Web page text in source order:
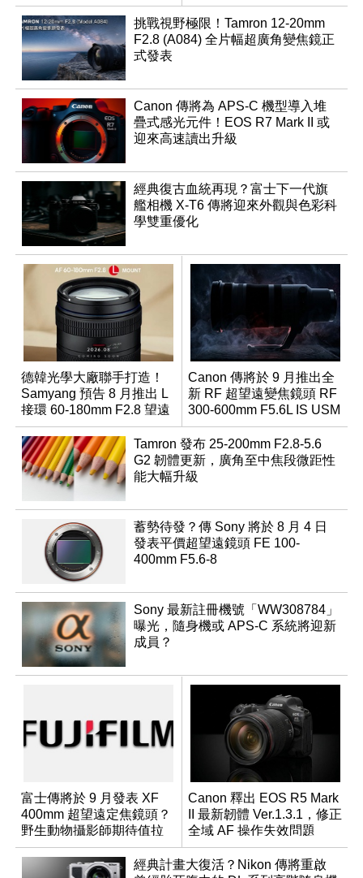
挑戰視野極限！Tamron 12-20mm
F2.8 (A084) 全片幅超廣角變焦鏡正
式發表
Canon 傳將為 APS-C 機型導入堆
疊式感光元件！EOS R7 Mark II 或
迎來高速讀出升級
經典復古血統再現？富士下一代旗
艦相機 X-T6 傳將迎來外觀與色彩科
學雙重優化
德韓光學大廠聯手打造！
Samyang 預告 8 月推出 L
接環 60-180mm F2.8 望遠
變焦鏡
Canon 傳將於 9 月推出全
新 RF 超望遠變焦鏡頭 RF
300-600mm F5.6L IS USM
Tamron 發布 25-200mm F2.8-5.6
G2 韌體更新，廣角至中焦段微距性
能大幅升級
蓄勢待發？傳 Sony 將於 8 月 4 日
發表平價超望遠鏡頭 FE 100-
400mm F5.6-8
Sony 最新註冊機號「WW308784」
曝光，隨身機或 APS-C 系統將迎新
成員？
富士傳將於 9 月發表 XF
400mm 超望遠定焦鏡頭？
野生動物攝影師期待值拉
滿
Canon 釋出 EOS R5 Mark
II 最新韌體 Ver.1.3.1，修正
全域 AF 操作失效問題
經典計畫大復活？Nikon 傳將重啟